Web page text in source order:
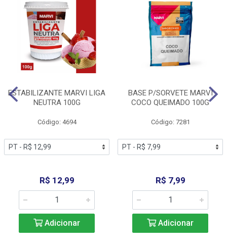
ESTABILIZANTE MARVI LIGA
NEUTRA 100G
Código: 4694
R$ 12,99
Adicionar
BASE P/SORVETE MARVI
COCO QUEIMADO 100G
Código: 7281
R$ 7,99
Adicionar